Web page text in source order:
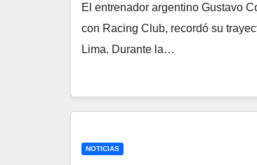
El entrenador argentino Gustavo
con Racing Club, recordó su
Lima. Durante la…
NOTICIAS